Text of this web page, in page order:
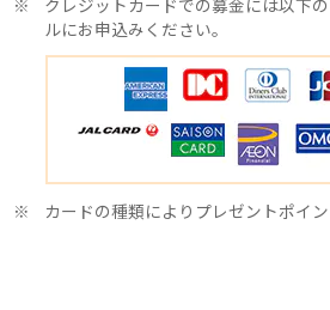
※
クレジットカードでの募金には以下
ルにお申込みください。
※ カードの種類によりプレゼントポイ